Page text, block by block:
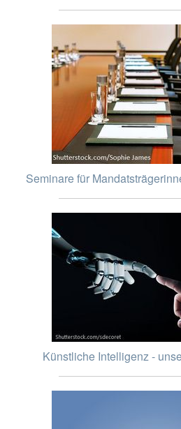
Seminare für
Künstliche Intelligenz -